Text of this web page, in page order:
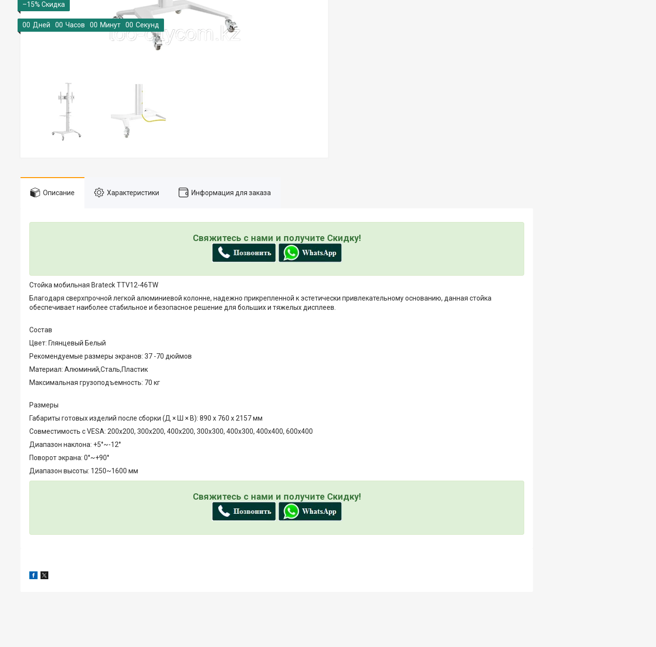
–15%
00 Дней 00 Часов 00 Минут 00 Секунд
Описание Характеристики Информация для заказа
Свяжитесь с нами и получите Скидку!
Стойка мобильная Brateck TTV12-46TW
Благодаря сверхпрочной легкой алюминиевой колонне, надежно прикрепленной к эстетически привлекательному основанию, данная стойка
обеспечивает наиболее стабильное и безопасное решение для больших и тяжелых дисплеев.
Состав
Цвет: Глянцевый Белый
Рекомендуемые размеры экранов: 37 -70 дюймов
Материал: Алюминий,Сталь,Пластик
Максимальная грузоподъемность: 70 кг
Размеры
Габариты готовых изделий после сборки (Д × Ш × В): 890 x 760 x 2157 мм
Совместимость с VESA: 200x200, 300x200, 400x200, 300x300, 400x300, 400x400, 600x400
Диапазон наклона: +5°~-12°
Поворот экрана: 0°~+90°
Диапазон высоты: 1250~1600 мм
Свяжитесь с нами и получите Скидку!